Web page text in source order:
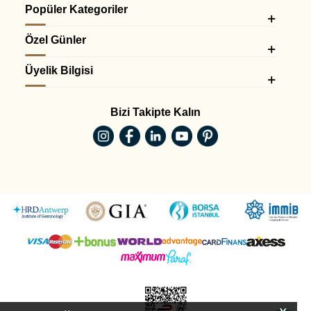
kullanıcılar için0.70 karat pırlanta yüzük
yüzükve
1 Karat Pırlantada Tasarım ve Kesim
Seçimi
1 karat pırlanta yüzüklerde tasarım ve kesim, taşın tüm
ile pırlanta hem daha büyük hem de daha parlak görünebilir.
Klasik ve zamansız bir tercih içintektaş yüzükler
Kesim tipi, taşın görünümünü doğrudan etkiler. Özellikle
oval
tektaş yüzük ve prenses kesim pırlanta yüzükmodelleri, 1
karat pırlantanın daha geniş ve dikkat çekici görünmesini sağlar.
kategorileri de incelenebilir.
Popüler Kategoriler
Özel Günler
Üyelik Bilgisi
Bizi Takipte Kalın